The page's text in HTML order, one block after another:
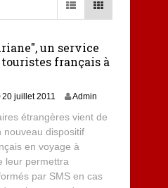
un service
français à
20 juillet 2011 Admin
étrangères vient de
nouveau dispositif
en voyage à
leur permettra
par SMS en cas